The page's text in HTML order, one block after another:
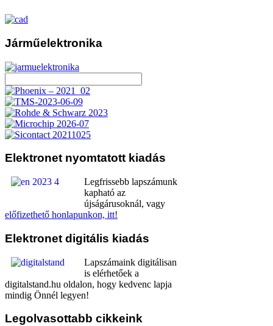
Járműelektronika
Elektronet nyomtatott kiadás
Legfrissebb lapszámunk
kapható az
újságárusoknál, vagy
előfizethető honlapunkon, itt!
Elektronet digitális kiadás
Lapszámaink digitálisan
is elérhetőek a
digitalstand.hu oldalon, hogy kedvenc lapja
mindig Önnél legyen!
Legolvasottabb cikkeink